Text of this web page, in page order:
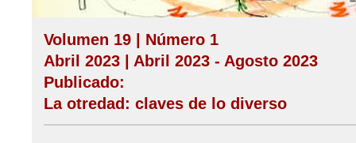
Volumen 19 | Número 1
Abril 2023 | Abril 2023 - Agosto 2023
Publicado:
La otredad: claves de lo diverso